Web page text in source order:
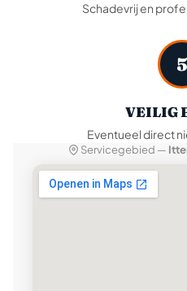
Schadevrij en
5
VEILIG
Eventueel direct
Servicegebied —